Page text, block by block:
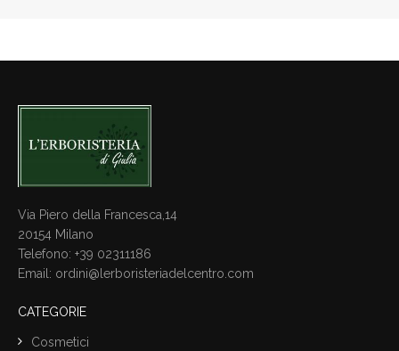
Via Piero della Francesca,14
20154 Milano
Telefono: +39 02311186
Email: ordini@lerboristeriadelcentro.com
CATEGORIE
Cosmetici